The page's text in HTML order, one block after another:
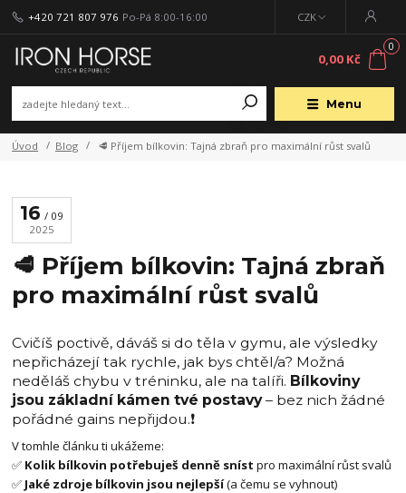
Menu
CZK
+420 721 807 976 Po-Pá 8:00-16:00
0
0,00 Kč
Úvod Blog 🥩 Příjem bílkovin: Tajná zbraň pro maximální růst svalů
16
09
2025
🥩 Příjem bílkovin: Tajná zbraň
pro maximální růst svalů
Cvičíš poctivě, dáváš si do těla v gymu, ale výsledky
nepřicházejí tak rychle, jak bys chtěl/a? Možná
neděláš chybu v tréninku, ale na talíři. Bílkoviny
jsou základní kámen tvé postavy– bez nich žádné
pořádné gains nepřijdou.❗️
V tomhle článku ti ukážeme:
✅ Kolik bílkovin potřebuješ denně sníst pro maximální růst svalů
✅ Jaké zdroje bílkovin jsou nejlepší(a čemu se vyhnout)